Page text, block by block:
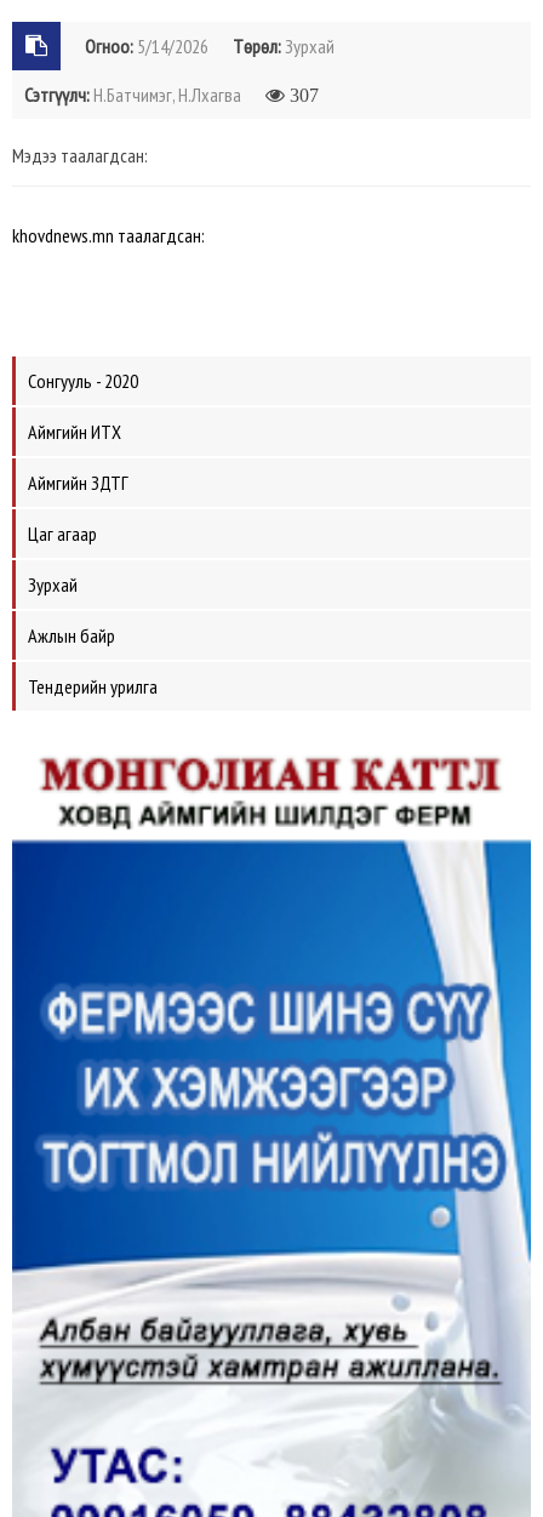
Огноо: 5/14/2026 Төрөл:Зурхай
Сэтгүүлч: Н.Батчимэг, Н.Лхагва 307
Мэдээ таалагдсан:
khovdnews.mn таалагдсан:
Сонгууль - 2020
Аймгийн ИТХ
Аймгийн ЗДТГ
Цаг агаар
Зурхай
Ажлын байр
Тендерийн урилга